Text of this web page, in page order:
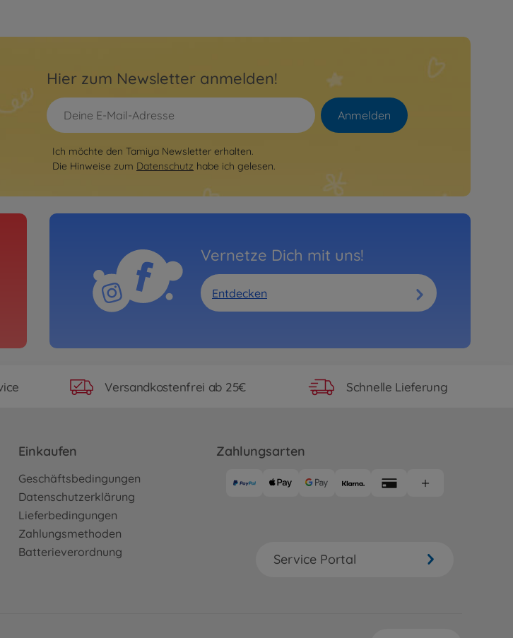
Hier zum Newsletter anmelden!
Anmelden
Ich möchte den Tamiya Newsletter erhalten.
Die Hinweise zum Datenschutz habe ich gelesen.
Vernetze Dich mit uns!
Entdecken
Versandkostenfrei ab 25€ Schnelle Lieferung
Einkaufen
Geschäftsbedingungen
Datenschutzerklärung
Lieferbedingungen
Zahlungsmethoden
Batterieverordnung
Zahlungsarten
Service Portal